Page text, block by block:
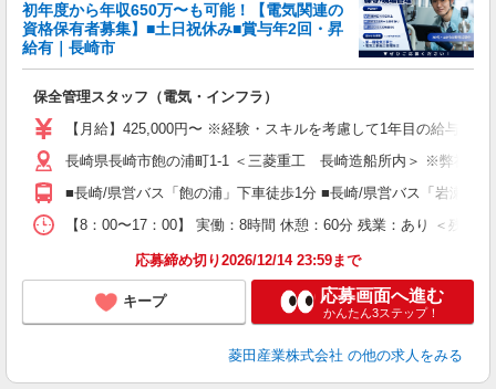
初年度から年収650万〜も可能！【電気関連の
資格保有者募集】■土日祝休み■賞与年2回・昇
給有｜長崎市
保全管理スタッフ（電気・インフラ）
【月給】425,000円〜 ※経験・スキルを考慮して1年目の給与を
長崎県長崎市飽の浦町1-1 ＜三菱重工 長崎造船所内＞ ※弊社の
■長崎/県営バス「飽の浦」下車徒歩1分 ■長崎/県営バス「岩瀬道
【8：00〜17：00】 実働：8時間 休憩：60分 残業：あり ＜残
応募締め切り2026/12/14 23:59まで
キープ 応募画面へ進む
かんたん3ステップ！
菱田産業株式会社 の他の求人をみる